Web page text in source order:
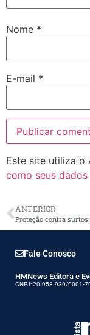
Nome *
E-mail *
Este site utiliza o
como seus
ANTERIOR
Fale Conosco
HMNews Editora e
CNPJ: 20.958.939/0001-